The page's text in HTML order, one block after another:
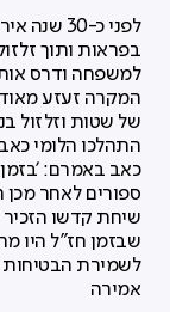
לפני כ-
בפראות ותוך
למשפחה ודרס
המקרה זעזע
של שטות וזלזול
התהלכו הלומי
כאב באמרם: 'בזמן
ספורים לאחר
שיחת קדשו
שבזמן חז"ל היו
לשמירת הבטיחות
אמירה